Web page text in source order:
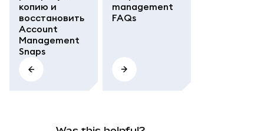
копию и
восстановить
Account
Management
Snaps
management
FAQs